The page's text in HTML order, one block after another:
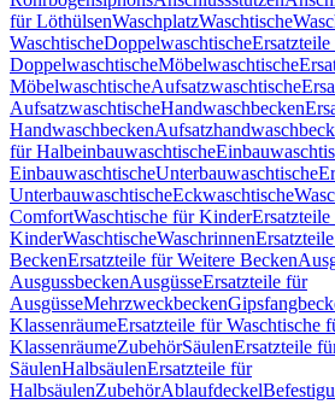
für LöthülsenWaschplatzWaschtische
WaschtischeDoppelwaschtische
DoppelwaschtischeMöbelwaschtische
MöbelwaschtischeAufsatzwaschtische
AufsatzwaschtischeHandwaschbecken
Handwaschbecken
für Halbeinbauwaschtische
EinbauwaschtischeUnterbauwaschtische
UnterbauwaschtischeEckwaschtische
ComfortWaschtische für Kinder
KinderWaschtischeWaschrinnen
BeckenErsatzteile für Weitere Becken
AusgussbeckenAusgüsseErsatzteile für
AusgüsseMehrzweckbecken
KlassenräumeErsatzteile für Waschtische
KlassenräumeZubehörSäulenErsatzteile
SäulenHalbsäulenErsatzteile für
HalbsäulenZubehörAblaufdeckel